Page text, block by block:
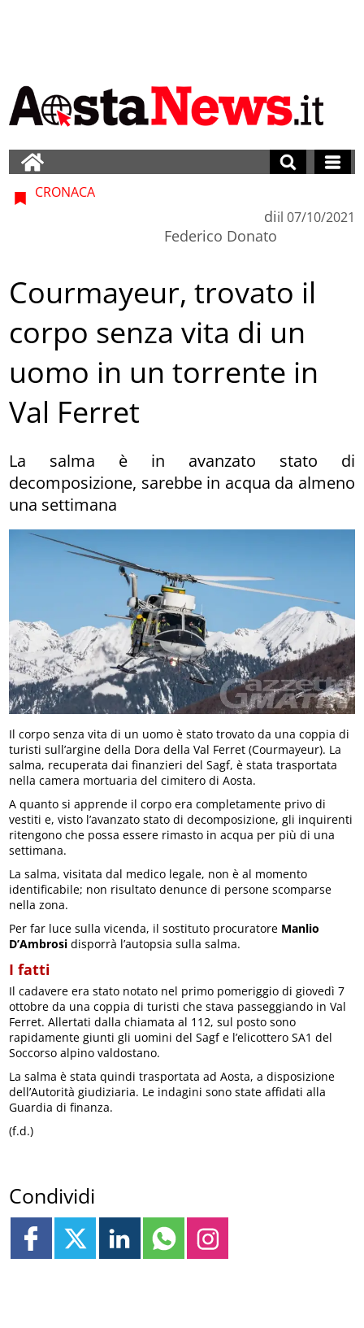
CRONACA
di
Federico Donato
il 07/10/2021
Courmayeur, trovato il
corpo senza vita di un
uomo in un torrente in
Val Ferret
La salma è in avanzato stato di
decomposizione, sarebbe in acqua da almeno
una settimana
Il corpo senza vita di un uomo è stato trovato da una coppia di
turisti sull’argine della Dora della Val Ferret (Courmayeur). La
salma, recuperata dai finanzieri del Sagf, è stata trasportata
nella camera mortuaria del cimitero di Aosta.
A quanto si apprende il corpo era completamente privo di
vestiti e, visto l’avanzato stato di decomposizione, gli inquirenti
ritengono che possa essere rimasto in acqua per più di una
settimana.
La salma, visitata dal medico legale, non è al momento
identificabile; non risultato denunce di persone scomparse
nella zona.
Per far luce sulla vicenda, il sostituto procuratore Manlio
D’Ambrosi disporrà l’autopsia sulla salma.
I fatti
Il cadavere era stato notato nel primo pomeriggio di giovedì 7
ottobre da una coppia di turisti che stava passeggiando in Val
Ferret. Allertati dalla chiamata al 112, sul posto sono
rapidamente giunti gli uomini del Sagf e l’elicottero SA1 del
Soccorso alpino valdostano.
La salma è stata quindi trasportata ad Aosta, a disposizione
dell’Autorità giudiziaria. Le indagini sono state affidati alla
Guardia di finanza.
(f.d.)
Condividi